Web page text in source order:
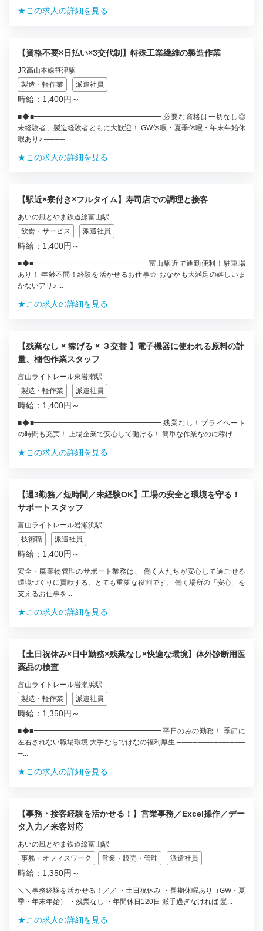
★この求人の詳細を見る
【資格不要×日払い×3交代制】特殊工業繊維の製造作業
JR高山本線笹津駅
製造・軽作業
派遣社員
時給：1,400円～
■◆■━━━━━━━━━━━━━━━━━━ 必要な資格は一切なし◎
未経験者、製造経験者ともに大歓迎！ GW休暇・夏季休暇・年末年始休
暇あり♪ ────...
★この求人の詳細を見る
【駅近×寮付き×フルタイム】寿司店での調理と接客
あいの風とやま鉄道線富山駅
飲食・サービス
派遣社員
時給：1,400円～
■◆■━━━━━━━━━━━━━━━━ 富山駅近で通勤便利！駐車場
あり！ 年齢不問！経験を活かせるお仕事☆ おなかも大満足の嬉しいま
かないアリ♪ ...
★この求人の詳細を見る
【残業なし × 稼げる × ３交替 】電子機器に使われる原料の計
量、梱包作業スタッフ
富山ライトレール東岩瀬駅
製造・軽作業
派遣社員
時給：1,400円～
■◆■━━━━━━━━━━━━━━━━━━ 残業なし！プライベート
の時間も充実！ 上場企業で安心して働ける！ 簡単な作業なのに稼げ...
★この求人の詳細を見る
【週3勤務／短時間／未経験OK】工場の安全と環境を守る！
サポートスタッフ
富山ライトレール岩瀬浜駅
技術職
派遣社員
時給：1,400円～
安全・廃棄物管理のサポート業務は、 働く人たちが安心して過ごせる
環境づくりに貢献する、とても重要な役割です。 働く場所の「安心」を
支えるお仕事を...
★この求人の詳細を見る
【土日祝休み×日中勤務×残業なし×快適な環境】体外診断用医
薬品の検査
富山ライトレール岩瀬浜駅
製造・軽作業
派遣社員
時給：1,350円～
■◆■━━━━━━━━━━━━━━━━━━ 平日のみの勤務！ 季節に
左右されない職場環境 大手ならではなの福利厚生 ─────────────
─...
★この求人の詳細を見る
【事務・接客経験を活かせる！】営業事務／Excel操作／デー
タ入力／来客対応
あいの風とやま鉄道線富山駅
事務・オフィスワーク
営業・販売・管理 派遣社員
時給：1,350円～
＼＼事務経験を活かせる！／／ ・土日祝休み ・長期休暇あり（GW・夏
季・年末年始） ・残業なし ・年間休日120日 派手過ぎなければ 髪...
★この求人の詳細を見る